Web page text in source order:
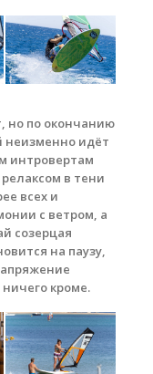
но по окончанию
неизменно идёт
интровертам
в тени
всех и
с ветром, а
созерцая
на паузу,
кроме.